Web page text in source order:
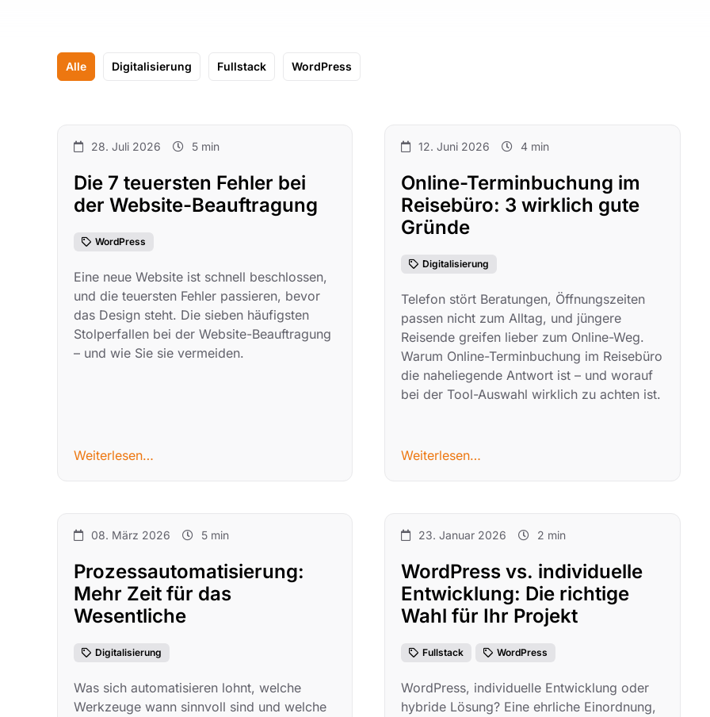
Alle Digitalisierung Fullstack WordPress
28. Juli 2026 5 min
Die 7 teuersten Fehler bei
der Website-Beauftragung
WordPress
Eine neue Website ist schnell beschlossen,
und die teuersten Fehler passieren, bevor
das Design steht. Die sieben häufigsten
Stolperfallen bei der Website-Beauftragung
– und wie Sie sie vermeiden.
Weiterlesen…
12. Juni 2026 4 min
Online-Terminbuchung im
Reisebüro: 3 wirklich gute
Gründe
Digitalisierung
Telefon stört Beratungen, Öffnungszeiten
passen nicht zum Alltag, und jüngere
Reisende greifen lieber zum Online-Weg.
Warum Online-Terminbuchung im Reisebüro
die naheliegende Antwort ist – und worauf
bei der Tool-Auswahl wirklich zu achten ist.
Weiterlesen…
08. März 2026 5 min
Prozessautomatisierung:
Mehr Zeit für das
Wesentliche
Digitalisierung
Was sich automatisieren lohnt, welche
Werkzeuge wann sinnvoll sind und welche
23. Januar 2026 2 min
WordPress vs. individuelle
Entwicklung: Die richtige
Wahl für Ihr Projekt
Fullstack WordPress
WordPress, individuelle Entwicklung oder
hybride Lösung? Eine ehrliche Einordnung,